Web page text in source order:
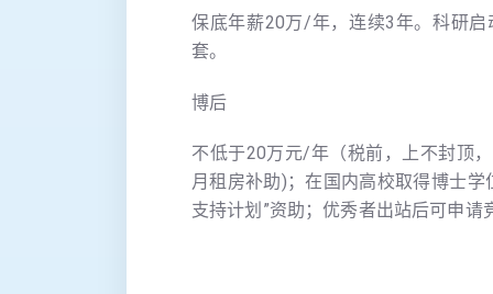
保底年薪20万/年，连续3年。科研
套。
博后
不低于20万元/年（税前，上不封顶
月租房补助)；在国内高校取得博士
支持计划”资助；优秀者出站后可申请